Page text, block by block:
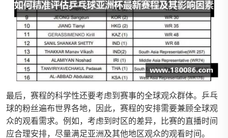
最后，赛程的科学性还要考虑到赛事的全球观众群体。乒乓
球的粉丝遍布世界各地，因此，赛程的安排需要兼顾全球观
众的观看需求。例如，考虑到时区的差异，比赛的直播时间
应合理安排，尽量满足亚洲及其他地区观众的观看时间。